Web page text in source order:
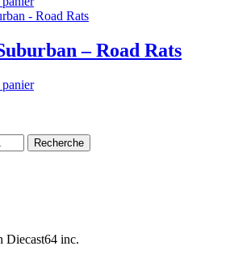
– Road Rats
Recherche
Diecast64 inc.